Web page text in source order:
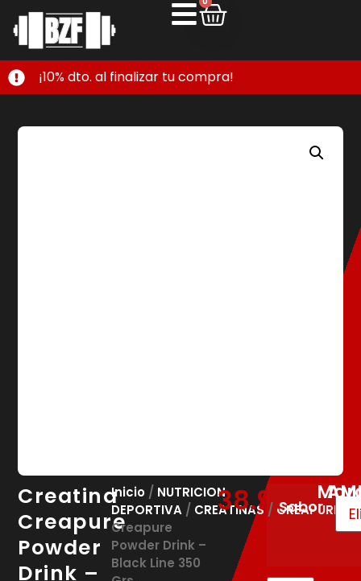
¡10% dto. al finalizar tu compra!
Creatina
Creapure
Powder
Drink –
Inicio/ NUTRICION
DEPORTIVA/ CREATINAS / CREAPURE
/
Creapure
Powder Drink –
Black Line 350
38.90€
Sabor